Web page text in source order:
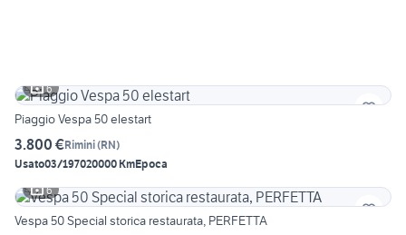
6
Piaggio Vespa 50 elestart
3.800 €Rimini(RN)
Usato03/197020000 KmEpoca
6
Vespa 50 Special storica restaurata, PERFETTA